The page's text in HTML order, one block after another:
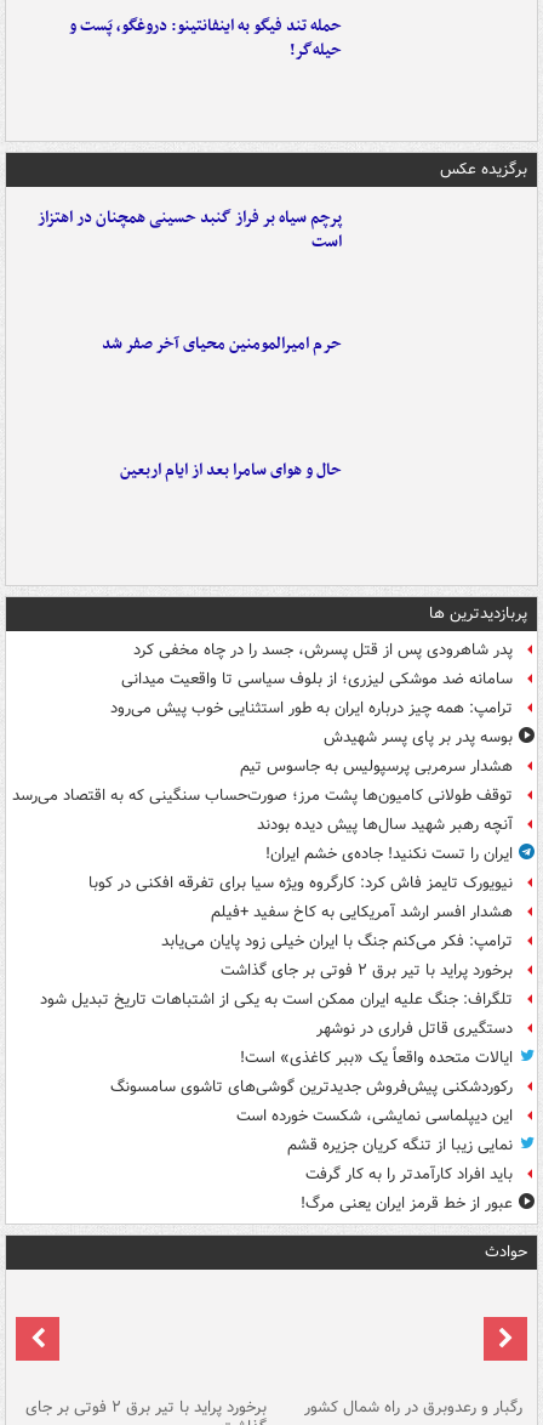
حمله تند فیگو به اینفانتینو: دروغگو، پَست‌ و
حیله‌گر!
برگزیده عکس
پرچم سیاه بر فراز گنبد حسینی همچنان در اهتزاز
است
حرم امیرالمومنین محیای آخر صفر شد
حال و هوای سامرا بعد از ایام اربعین
پربازدیدترین ها
پدر شاهرودی پس از قتل پسرش، جسد را در چاه مخفی کرد
سامانه ضد موشکی لیزری؛ از بلوف سیاسی تا واقعیت میدانی
ترامپ: همه چیز درباره ایران به طور استثنایی خوب پیش می‌رود
بوسه‌ پدر بر پای پسر شهیدش
هشدار سرمربی پرسپولیس به جاسوس تیم
توقف طولانی کامیون‌ها پشت مرز؛ صورت‌حساب سنگینی که به اقتصاد می‌رسد
آنچه رهبر شهید سال‌ها پیش دیده بودند
ایران را تست نکنید! جاده‌ی خشم ایران!
نیویورک تایمز فاش کرد: کارگروه ویژه سیا برای تفرقه افکنی در کوبا
هشدار افسر ارشد آمریکایی به کاخ سفید +فیلم
ترامپ: فکر می‌کنم جنگ با ایران خیلی زود پایان می‌یابد
برخورد پراید با تیر برق ۲ فوتی بر جای گذاشت
تلگراف: جنگ علیه ایران ممکن است به یکی از اشتباهات تاریخ تبدیل شود
دستگیری قاتل فراری در نوشهر
ایالات متحده واقعاً یک «ببر کاغذی» است!
رکوردشکنی پیش‌فروش جدیدترین گوشی‌های تاشوی سامسونگ
این دیپلماسی نمایشی، شکست خورده است
نمایی زیبا از تنگه کریان جزیره قشم
باید افراد کارآمدتر را به کار گرفت
عبور از خط قرمز ایران یعنی مرگ!
حوادث
رگبار و رعدوبرق در راه شمال کشور برخورد پراید با تیر برق ۲ فوتی بر جای